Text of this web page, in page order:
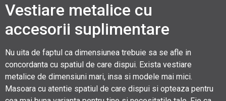
Vestiare metalice cu
accesorii suplimentare
Nu uita de faptul ca dimensiunea trebuie sa se afle in
concordanta cu spatiul de care dispui. Exista vestiare
metalice de dimensiuni mari, insa si modele mai mici.
Masoara cu atentie spatiul de care dispui si opteaza pentru